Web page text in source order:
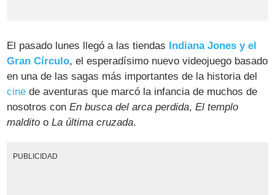
El pasado lunes llegó a las tiendas
Indiana Jones y el
Gran Círculo, el esperadísimo nuevo videojuego basado
en una de las sagas más importantes de la historia del
cine de aventuras que marcó la infancia de muchos de
nosotros conEn busca del arca perdida,El templo
maldito oLa última cruzada.
PUBLICIDAD